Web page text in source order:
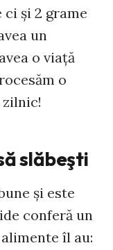
ci şi 2 grame
un
o viaţă
o
slăbeşti
şi este
conferă un
îl au: